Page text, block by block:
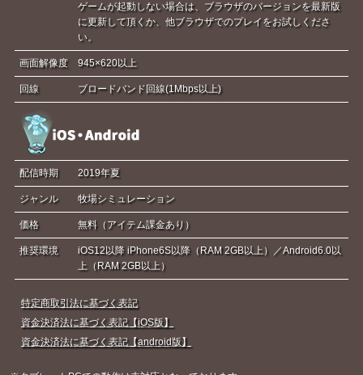
ゲームが起動しない場合は、ブラウザのバージョンを最新版
に更新して頂くか、他ブラウザでのプレイをお試しくださ
い。
画面解像度 945×620以上
回線 ブロードバンド回線(1Mbps以上)
配信時期 2019年夏
ジャンル 牧場シミュレーション
価格 無料（アイテム課金あり）
推奨環境
iOS12以降 iPhone6S以降（RAM 2GB以上）／Android6.0以
上（RAM 2GB以上）
特定商取引法に基づく表記
資金決済法に基づく表記【iOS版】
資金決済法に基づく表記【android版】